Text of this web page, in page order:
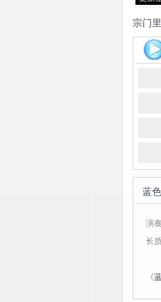
宗门
卧底
杨凯祺
尹博一
蓝
演
长
《